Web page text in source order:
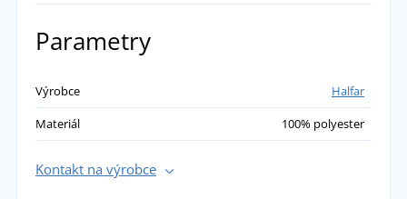
Parametry
Výrobce
Halfar
Materiál
100% polyester
Kontakt na výrobce